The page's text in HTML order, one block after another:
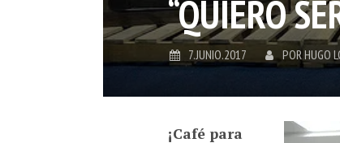
“QUIERO
7.JUNIO.2017 POR HUGO
¡Café para